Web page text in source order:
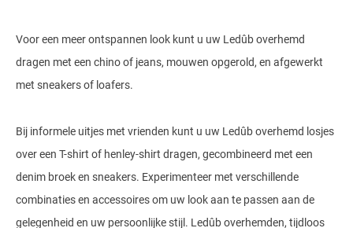
Voor een meer ontspannen look kunt u uw Ledûb overhemd
dragen met een chino of jeans, mouwen opgerold, en afgewerkt
met sneakers of loafers.
Bij informele uitjes met vrienden kunt u uw Ledûb overhemd losjes
over een T-shirt of henley-shirt dragen, gecombineerd met een
denim broek en sneakers. Experimenteer met verschillende
combinaties en accessoires om uw look aan te passen aan de
gelegenheid en uw persoonlijke stijl. Ledûb overhemden, tijdloos